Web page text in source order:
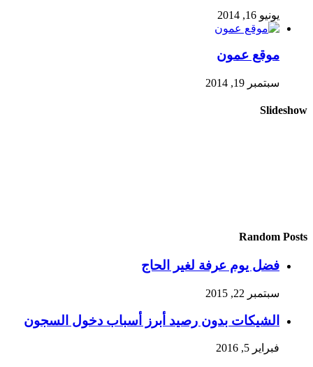
يونيو 16, 2014
موقع عمون
سبتمبر 19, 2014
Slideshow
Random Posts
فضل يوم عرفة لغير الحاج
سبتمبر 22, 2015
الشيكات بدون رصيد أبرز أسباب دخول السجون
فبراير 5, 2016